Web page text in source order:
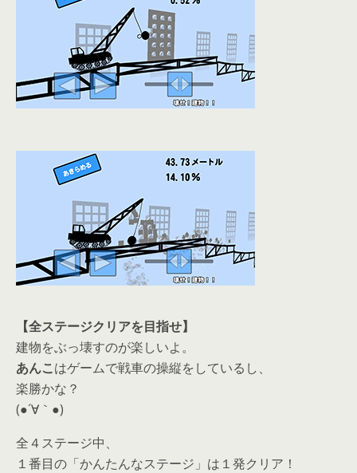
【全ステージクリアを目指せ】
建物をぶっ壊すのが楽しいよ。
あんこはゲームで戦車の操縦をしているし、
楽勝かな？
(●´∀｀●)
全４ステージ中、
１番目の「かんたんなステージ」は１発クリア！